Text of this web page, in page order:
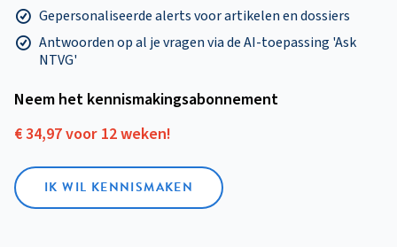
Gepersonaliseerde alerts voor artikelen en dossiers
Antwoorden op al je vragen via de AI-toepassing 'Ask
NTVG'
Neem het kennismakings­abonnement
€ 34,97 voor 12 weken!
IK WIL KENNISMAKEN